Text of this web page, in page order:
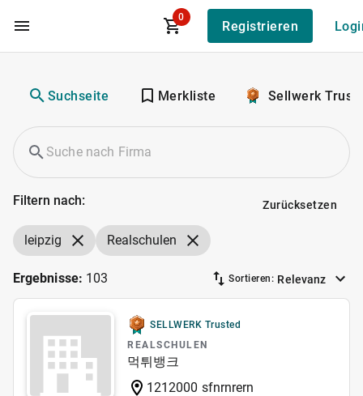
Zum Hauptinhalt
0
Registrieren
Suchseite Merkliste Sellwerk
Filtern nach: Zurücksetzen
leipzig Realschulen
Ergebnisse: 103 Sortieren: Relevanz
SELLWERK Trusted
REALSCHULEN
먹튀뱅크
1212000 sfnrnrern